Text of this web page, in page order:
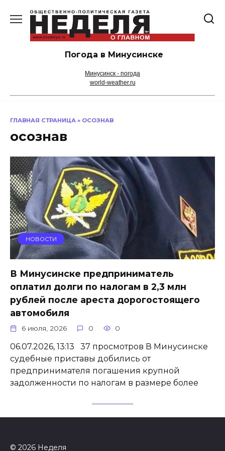
содержанию
Погода в Минусинске
Минусинск - погода
world-weather.ru
ГЛАВНАЯ СТРАНИЦА » ОСОЗНАВ
осознав
НОВОСТИ
В Минусинске предприниматель
оплатил долги по налогам в 2,3 млн
рублей после ареста дорогостоящего
автомобиля
6 июля, 2026 0 0
06.07.2026, 13:13 37 просмотров В Минусинске
судебные приставы добились от
предпринимателя погашения крупной
задолженности по налогам в размере более
© 2026 Неделя